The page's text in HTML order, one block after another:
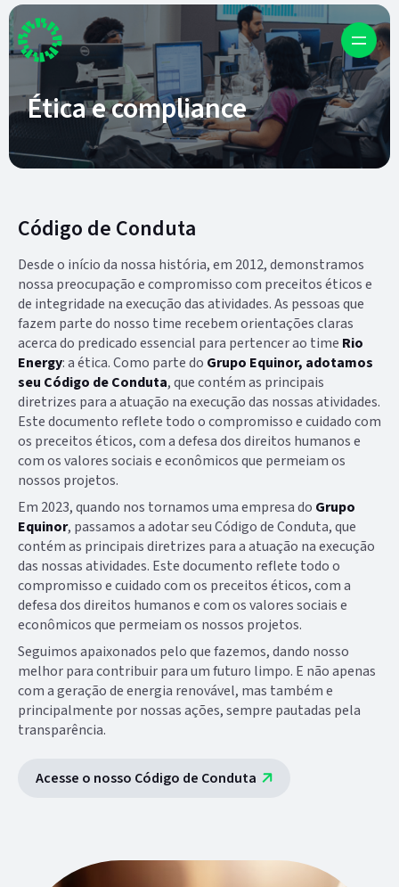
Ética e compliance
Código de Conduta
Desde o início da nossa história, em 2012, demonstramos
nossa preocupação e compromisso com preceitos éticos e
de integridade na execução das atividades. As pessoas que
fazem parte do nosso time recebem orientações claras
acerca do predicado essencial para pertencer ao time Rio
Energy: a ética. Como parte do Grupo Equinor, adotamos
seu Código de Conduta, que contém as principais
diretrizes para a atuação na execução das nossas atividades.
Este documento reflete todo o compromisso e cuidado com
os preceitos éticos, com a defesa dos direitos humanos e
com os valores sociais e econômicos que permeiam os
nossos projetos.
Em 2023, quando nos tornamos uma empresa do Grupo
Equinor, passamos a adotar seu Código de Conduta, que
contém as principais diretrizes para a atuação na execução
das nossas atividades. Este documento reflete todo o
compromisso e cuidado com os preceitos éticos, com a
defesa dos direitos humanos e com os valores sociais e
econômicos que permeiam os nossos projetos.
Seguimos apaixonados pelo que fazemos, dando nosso
melhor para contribuir para um futuro limpo. E não apenas
com a geração de energia renovável, mas também e
principalmente por nossas ações, sempre pautadas pela
transparência.
Acesse o nosso Código de Conduta